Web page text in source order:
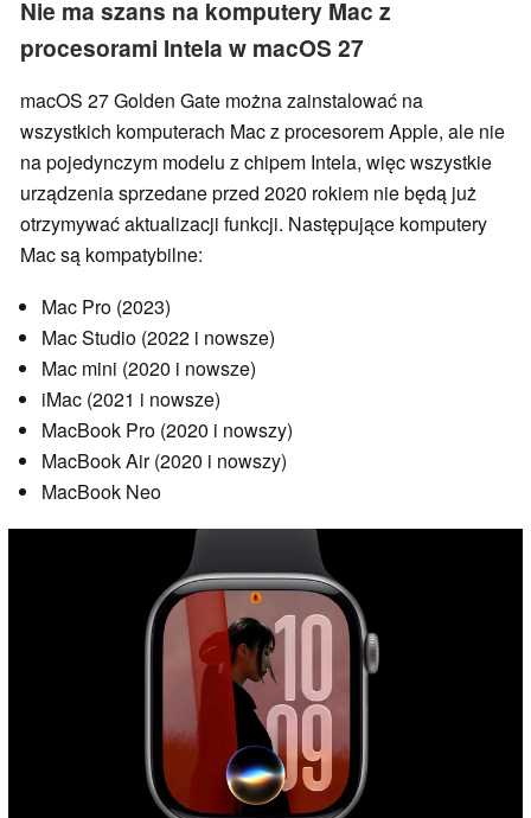
Nie ma szans na komputery Mac z
procesorami Intela w macOS 27
macOS 27 Golden Gate można zainstalować na
wszystkich komputerach Mac z procesorem Apple, ale nie
na pojedynczym modelu z chipem Intela, więc wszystkie
urządzenia sprzedane przed 2020 rokiem nie będą już
otrzymywać aktualizacji funkcji. Następujące komputery
Mac są kompatybilne:
Mac Pro (2023)
Mac Studio (2022 i nowsze)
Mac mini (2020 i nowsze)
iMac (2021 i nowsze)
MacBook Pro (2020 i nowszy)
MacBook Air (2020 i nowszy)
MacBook Neo